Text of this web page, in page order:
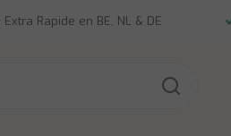
Rapide en BE, NL & DE